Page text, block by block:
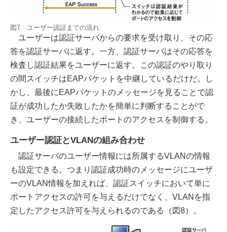
図7 ユーザー認証までの流れ
ユーザーは認証サーバからの要求を受け取り、その応
答を認証サーバに返す。一方、認証サーバはその応答を
検査し認証結果をユーザーに返す。この認証のやり取り
の間スイッチはEAPパケットを中継しているだけだ。し
かし、最後にEAPパケットのメッセージを見ることで認
証が成功したか失敗したかを簡単に判断することがで
き、ユーザーの接続したポートのアクセスを制御する。
ユーザー認証とVLANの組み合わせ
認証サーバのユーザー情報には所属するVLANの情報
も設定できる。つまり認証成功時のメッセージにユーザ
ーのVLAN情報を加えれば、認証スイッチにおいて単に
ポートアクセスの許可を与えるだけでなく、VLANを指
定したアクセス許可を与えられるのである（図8）。